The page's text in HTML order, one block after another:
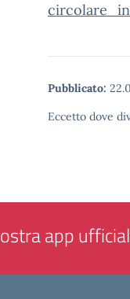
Pubblicato:
Eccetto dove
app